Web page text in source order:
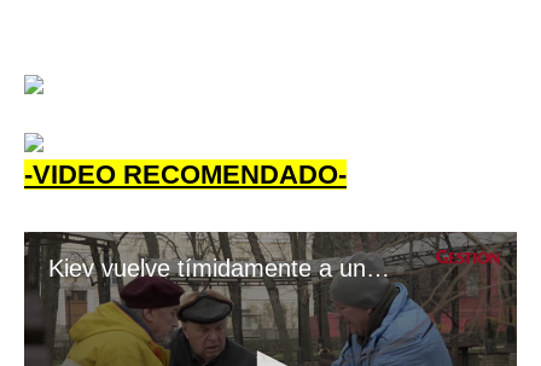
-VIDEO RECOMENDADO-
Kiev vuelve tímidamente a una vida que se asemeja a la normalidad